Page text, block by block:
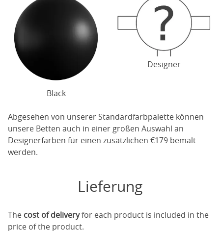
Black
Designer
Abgesehen von unserer Standardfarbpalette können
unsere Betten auch in einer großen Auswahl an
Designerfarben für einen zusätzlichen €179 bemalt
werden.
Lieferung
The cost of deliveryfor each product is included in the
price of the product.